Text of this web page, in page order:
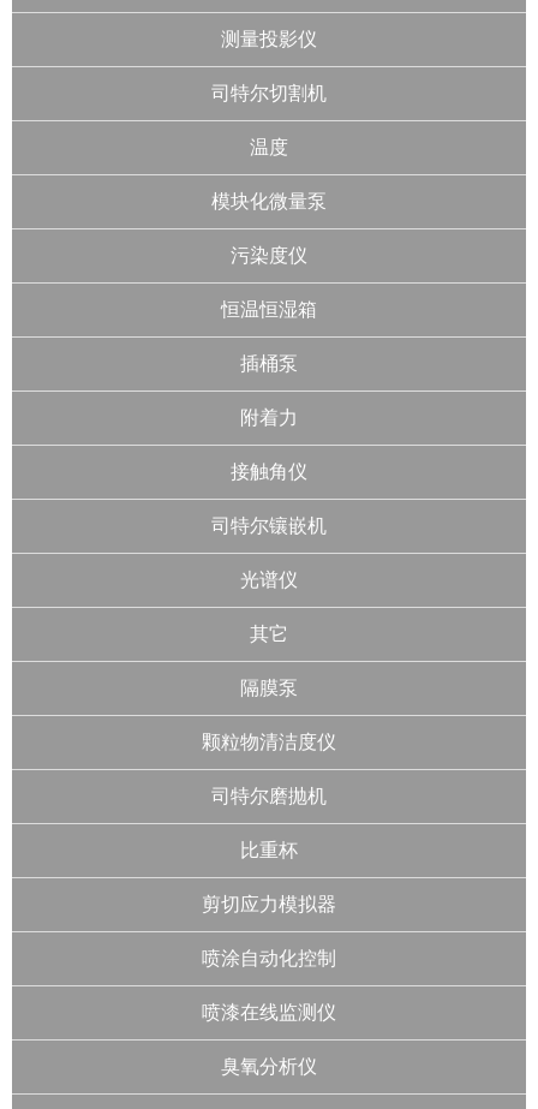
测量投影仪
司特尔切割机
温度
模块化微量泵
污染度仪
恒温恒湿箱
插桶泵
附着力
接触角仪
司特尔镶嵌机
光谱仪
其它
隔膜泵
颗粒物清洁度仪
司特尔磨抛机
比重杯
剪切应力模拟器
喷涂自动化控制
喷漆在线监测仪
臭氧分析仪